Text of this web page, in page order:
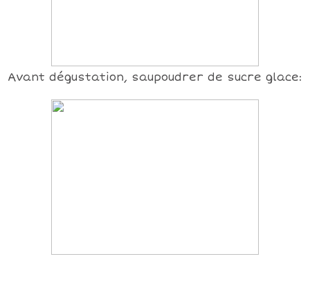
Avant dégustation, saupoudrer de sucre glace: